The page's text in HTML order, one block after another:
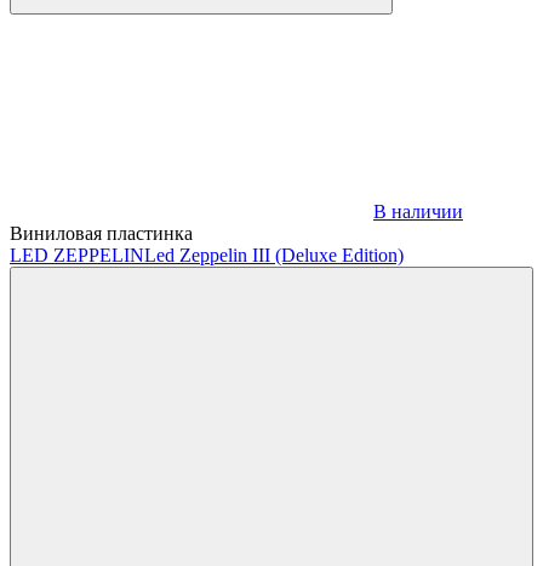
В наличии
Виниловая пластинка
LED ZEPPELINLed Zeppelin III (Deluxe Edition)